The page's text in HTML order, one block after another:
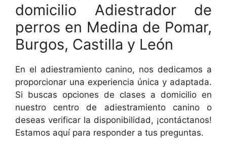
domicilio Adiestrador de
perros en Medina de Pomar,
Burgos, Castilla y León
En el adiestramiento canino, nos dedicamos a
proporcionar una experiencia única y adaptada.
Si buscas opciones de clases a domicilio en
nuestro centro de adiestramiento canino o
deseas verificar la disponibilidad, ¡contáctanos!
Estamos aquí para responder a tus preguntas.